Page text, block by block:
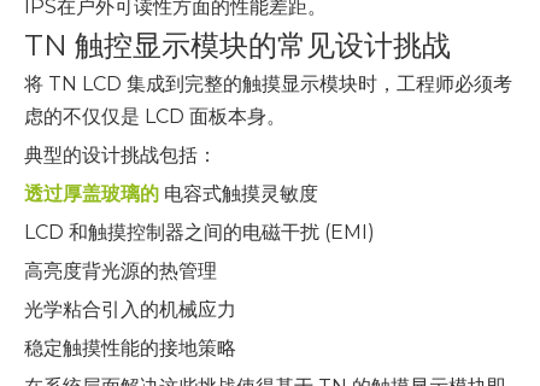
IPS在户外可读性方面的性能差距。
TN 触控显示模块的常见设计挑战
将 TN LCD 集成到完整的触摸显示模块时，工程师必须考
虑的不仅仅是 LCD 面板本身。
典型的设计挑战包括：
透过厚盖玻璃的 电容式触摸灵敏度
LCD 和触摸控制器之间的电磁干扰 (EMI)
高亮度背光源的热管理
光学粘合引入的机械应力
稳定触摸性能的接地策略